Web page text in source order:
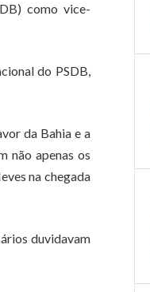
como vice-
do PSDB,
da Bahia e a
não apenas os
na chegada
duvidavam